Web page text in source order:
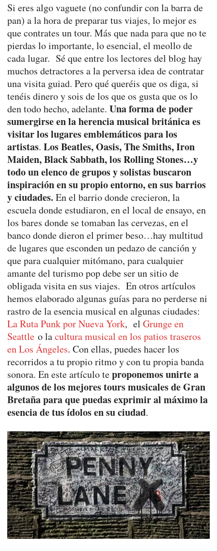
Si eres algo vaguete (no confundir con la barra de
pan) a la hora de preparar tus viajes, lo mejor es
que contrates un tour. Más que nada para que no te
pierdas lo importante, lo esencial, el meollo de
cada lugar. Sé que entre los lectores del blog hay
muchos detractores a la perversa idea de contratar
una visita guiad. Pero qué queréis que os diga, si
tenéis dinero y sois de los que os gusta que os lo
den todo hecho, adelante. Una forma de poder
sumergirse en la herencia musical británica es
visitar los lugares emblemáticos para los
artistas. Los Beatles, Oasis, The Smiths, Iron
Maiden, Black Sabbath, los Rolling Stones…y
todo un elenco de grupos y solistas buscaron
inspiración en su propio entorno, en sus barrios
y ciudades. En el barrio donde crecieron, la
escuela donde estudiaron, en el local de ensayo, en
los bares donde se tomaban las cervezas, en el
banco donde dieron el primer beso…hay multitud
de lugares que esconden un pedazo de canción y
que para cualquier mitómano, para cualquier
amante del turismo pop debe ser un sitio de
obligada visita en sus viajes. En otros artículos
hemos elaborado algunas guías para no perderse ni
rastro de la esencia musical en algunas ciudades:
La Ruta Punk por Nueva York, el Grunge en
Seattle o lacultura musical en los patios traseros
en Los Ángeles. Con ellas, puedes hacer los
recorridos a tu propio ritmo y con tu propia banda
sonora. En este artículo teproponemos unirte a
algunos de los mejores tours musicales de Gran
Bretaña para que puedas exprimir al máximo la
esencia de tus ídolos en su ciudad.